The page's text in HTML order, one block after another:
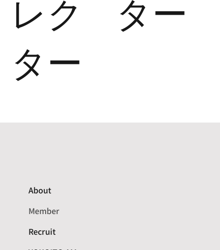
レク
ター
ター
About
Member
Recruit